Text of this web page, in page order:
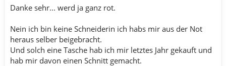
Danke sehr... werd ja ganz rot.
Nein ich bin keine Schneiderin ich habs mir aus der Not
heraus selber beigebracht.
Und solch eine Tasche hab ich mir letztes Jahr gekauft und
hab mir davon einen Schnitt gemacht.